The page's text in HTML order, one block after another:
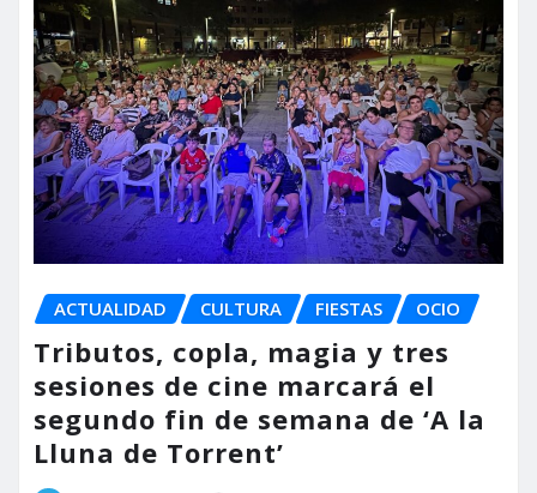
ACTUALIDAD CULTURA FIESTAS OCIO
Tributos, copla, magia y tres
sesiones de cine marcará el
segundo fin de semana de ‘A la
Lluna de Torrent’